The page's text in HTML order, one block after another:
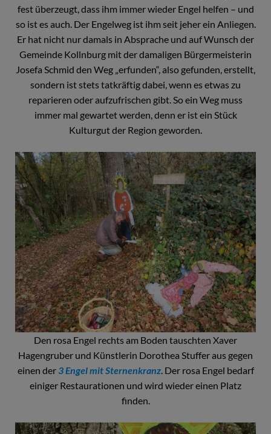
fest überzeugt, dass ihm immer wieder Engel helfen – und
so ist es auch. Der Engelweg ist ihm seit jeher ein Anliegen.
Er hat nicht nur damals in Absprache und auf Wunsch der
Gemeinde Kollnburg mit der damaligen Bürgermeisterin
Josefa Schmid den Weg „erfunden“, also gefunden, erstellt,
sondern ist stets tatkräftig dabei, wenn es etwas zu
reparieren oder aufzufrischen gibt. So ein Weg muss
immer mal gewartet werden, denn er ist ein Stück
Kulturgut der Region geworden.
Den rosa Engel rechts am Boden tauschten Xaver
Hagengruber und Künstlerin Dorothea Stuffer aus gegen
einen der3 Engel mit Sternenkranz. Der rosa Engel bedarf
einiger Restaurationen und wird wieder einen Platz
finden.